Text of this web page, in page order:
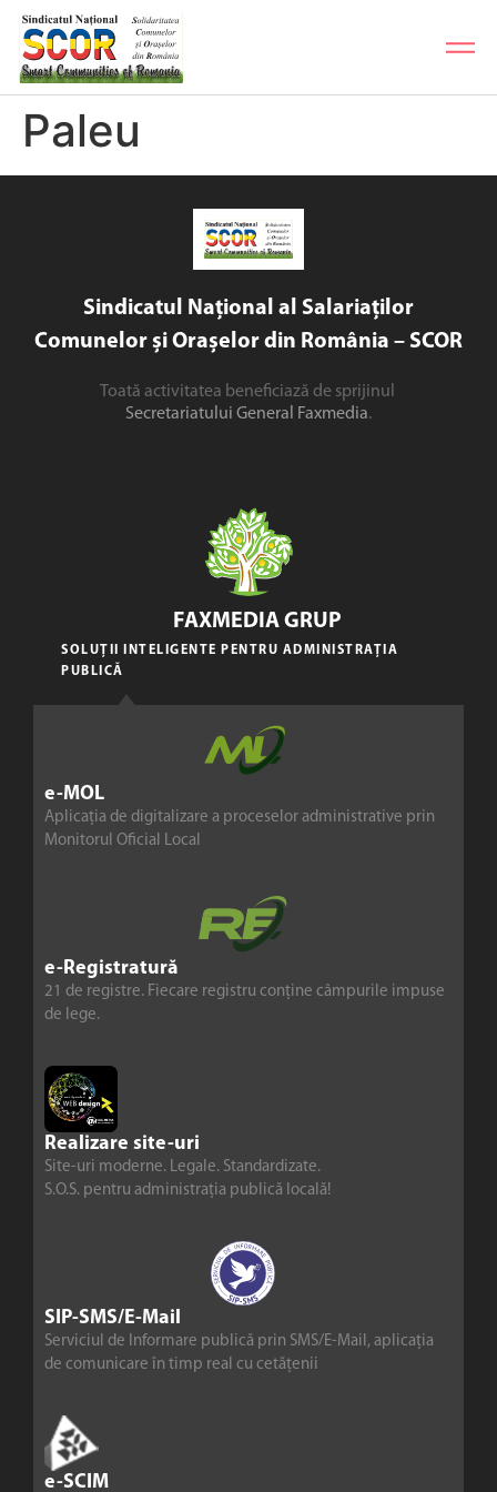
Paleu
Sindicatul Național al Salariaților
Comunelor și Orașelor din România – SCOR
Toată activitatea beneficiază de sprijinul
Secretariatului General Faxmedia.
e-MOL
Aplicația de digitalizare a proceselor administrative prin
Monitorul Oficial Local
e-Registratură
21 de registre. Fiecare registru conține câmpurile impuse
de lege.
Realizare site-uri
Site-uri moderne. Legale. Standardizate.
S.O.S. pentru administrația publică locală!
SIP-SMS/E-Mail
Serviciul de Informare publică prin SMS/E-Mail, aplicația
de comunicare în timp real cu cetățenii
e-SCIM
FAXMEDIA GRUP
SOLUȚII INTELIGENTE PENTRU ADMINISTRAȚIA
PUBLICĂ